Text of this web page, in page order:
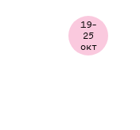
19-
25
окт